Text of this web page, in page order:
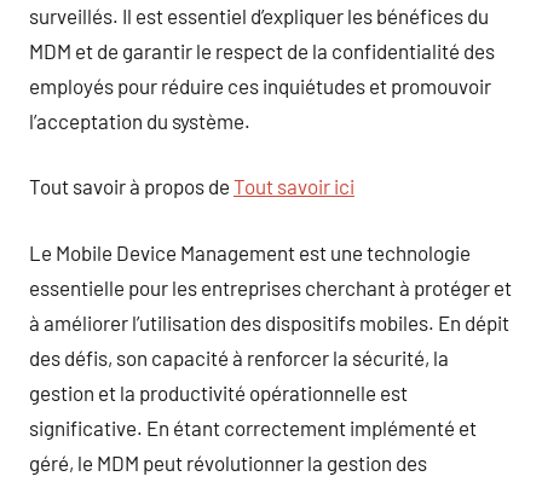
surveillés. Il est essentiel d’expliquer les bénéfices du
MDM et de garantir le respect de la confidentialité des
employés pour réduire ces inquiétudes et promouvoir
l’acceptation du système.
Tout savoir à propos de Tout savoir ici
Le Mobile Device Management est une technologie
essentielle pour les entreprises cherchant à protéger et
à améliorer l’utilisation des dispositifs mobiles. En dépit
des défis, son capacité à renforcer la sécurité, la
gestion et la productivité opérationnelle est
significative. En étant correctement implémenté et
géré, le MDM peut révolutionner la gestion des